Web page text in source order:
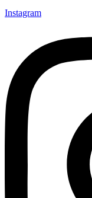
Instagram